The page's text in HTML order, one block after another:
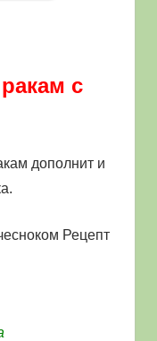
с
дополнит и